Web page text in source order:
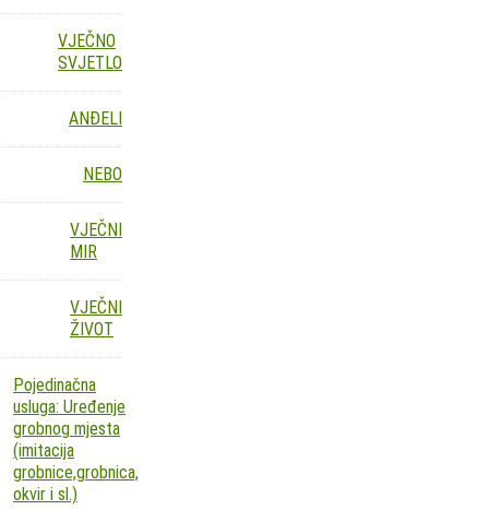
VJEČNO
SVJETLO
ANĐELI
NEBO
VJEČNI
MIR
VJEČNI
ŽIVOT
Pojedinačna
usluga: Uređenje
grobnog mjesta
(imitacija
grobnice,grobnica,
okvir i sl.)